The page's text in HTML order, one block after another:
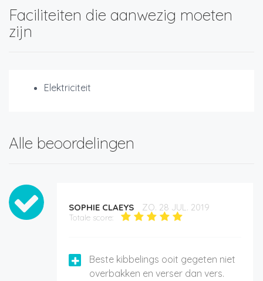
Faciliteiten die aanwezig moeten
zijn
Elektriciteit
Alle beoordelingen
SOPHIE CLAEYS ZO. 28 JUL. 2019
Totale score:
Beste kibbelings ooit gegeten niet
overbakken en verser dan vers.